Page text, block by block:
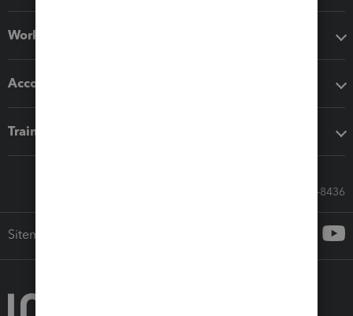
Workflow add-ons
Accounting solutions
Training & support
Call Sales: 833-564-8436
Sitemap